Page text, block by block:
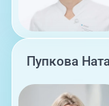
Пупкова